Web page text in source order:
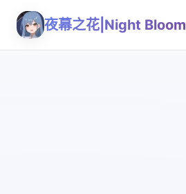
夜幕之花|Night Bloom